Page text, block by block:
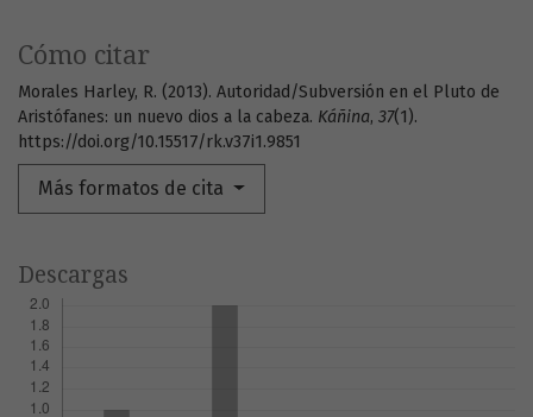
Cómo citar
Morales Harley, R. (2013). Autoridad/Subversión en el Pluto de
Aristófanes: un nuevo dios a la cabeza. Káñina, 37(1).
https://doi.org/10.15517/rk.v37i1.9851
Más formatos de cita
Descargas